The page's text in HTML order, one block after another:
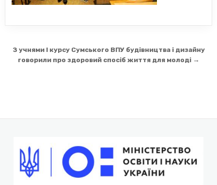
Навігація
записів
З учнями I курсу Сумського ВПУ будівництва і дизайну
говорили про здоровий спосіб життя для молоді →